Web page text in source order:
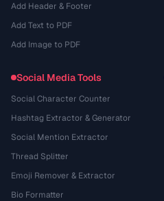
Add Header & Footer
Add Text to PDF
Add Image to PDF
Social Media Tools
Social Character Counter
Hashtag Extractor & Generator
Social Mention Extractor
Thread Splitter
Emoji Remover & Extractor
Bio Formatter